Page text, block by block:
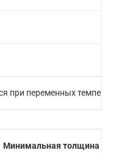
при переменных
Минимальная толщина